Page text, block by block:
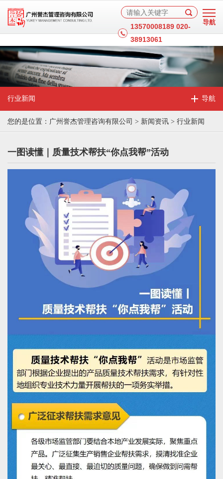
13570008189 020-
38913061
行业新闻
您的是位置： 广州誉杰管理咨询有限公司 > 新闻资讯 > 行业新闻
一图读懂｜质量技术帮扶“你点我帮”活动